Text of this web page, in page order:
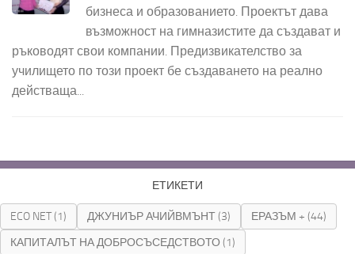
бизнеса и образованието. Проектът дава
възможност на гимназистите да създават и
ръководят свои компании. Предизвикателство за
училището по този проект бе създаването на реално
действаща...
ЕТИКЕТИ
ECO NET(1) ДЖУНИЪР АЧИЙВМЪНТ(3) ЕРАЗЪМ + (44)
КАПИТАЛЪТ НА ДОБРОСЪСЕДСТВОТО (1)